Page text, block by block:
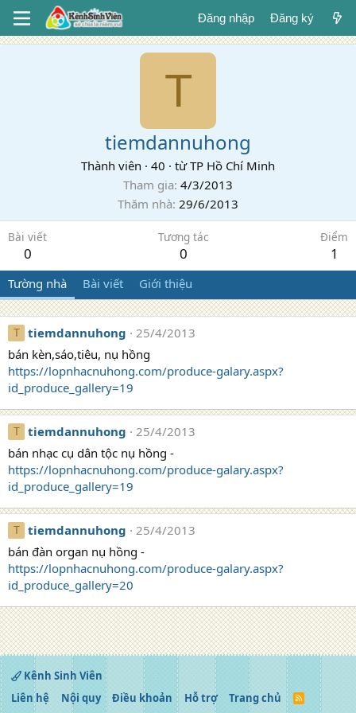
Đăng nhập Đăng ký
T
tiemdannuhong
Thành viên · 40 · từTP Hồ Chí Minh
Tham gia 4/3/2013
Thăm nhà 29/6/2013
Bài viết
0
Tương tác
0
Điểm
1
Tường nhà Bài viết Giới thiệu
T tiemdannuhong
25/4/2013
bán kèn,sáo,tiêu, nụ hồng
https://lopnhacnuhong.com/produce-galary.aspx?
id_produce_gallery=19
T tiemdannuhong
25/4/2013
bán nhạc cụ dân tộc nụ hồng -
https://lopnhacnuhong.com/produce-galary.aspx?
id_produce_gallery=19
T tiemdannuhong
25/4/2013
bán đàn organ nụ hồng -
https://lopnhacnuhong.com/produce-galary.aspx?
id_produce_gallery=20
Kênh Sinh Viên
Liên hệ
Nội quy Điều khoản Hỗ trợ Trang chủ
R